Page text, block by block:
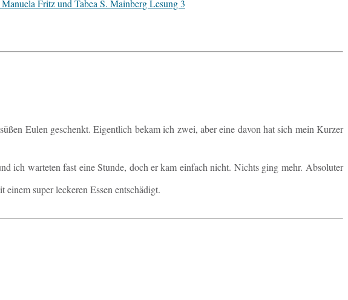
Eulen ge­schenkt. Ei­gent­lich bekam ich zwei, aber eine davon hat sich mein Kurzer
ich war­te­ten fast eine Stunde, doch er kam ein­fach nicht. Nichts ging mehr. Ab­so­lu­ter
super le­cke­ren Essen entschädigt.